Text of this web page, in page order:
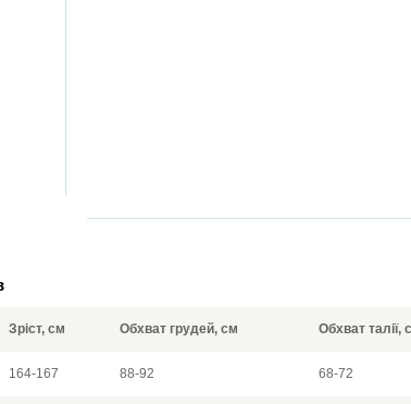
Зріст, см Обхват грудей, см Обхват талії,
164-167 88-92 68-72